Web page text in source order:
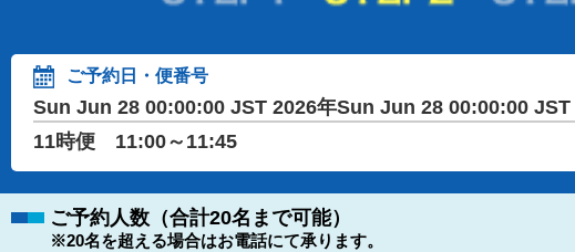
ご予約日・便番号
Sun Jun 28 00:00:00 JST 2026年Sun Jun 28 00:00:00
11時便 11:00～11:45
ご予約人数（合計20名まで可能）
※20名を超える場合はお電話にて承ります。